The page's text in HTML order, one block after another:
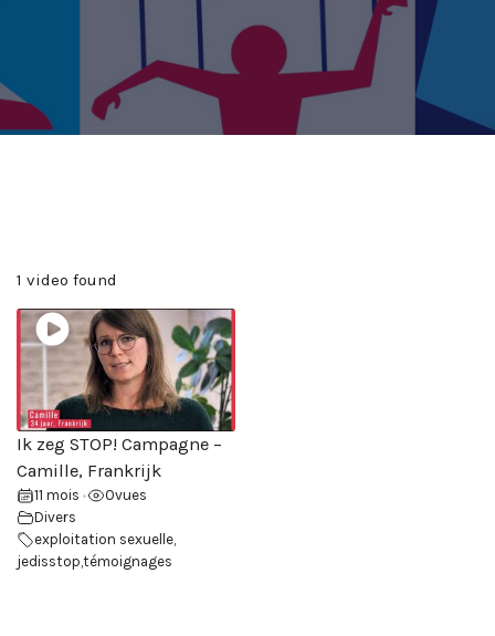
1 video found
Ik zeg STOP! Campagne –
Camille, Frankrijk
11 mois • 0vues
Divers
exploitation sexuelle,
jedisstop,témoignages